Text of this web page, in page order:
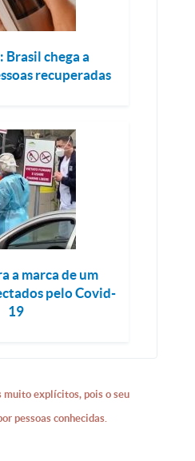
Brasil chega a
recuperadas
a marca de um
pelo Covid-
19
muito explícitos, pois o seu
pessoas conhecidas.